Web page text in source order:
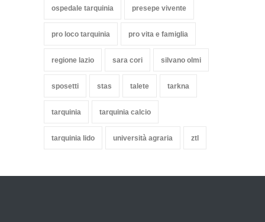
ospedale tarquinia presepe vivente
pro loco tarquinia pro vita e famiglia
regione lazio sara cori silvano olmi
sposetti stas talete tarkna
tarquinia tarquinia calcio
tarquinia lido università agraria ztl